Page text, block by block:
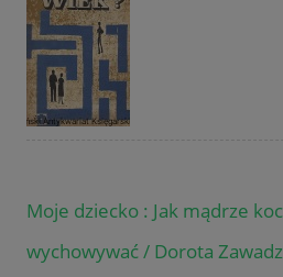
Moje dziecko : Jak mądrze
wychowywać / Dorota